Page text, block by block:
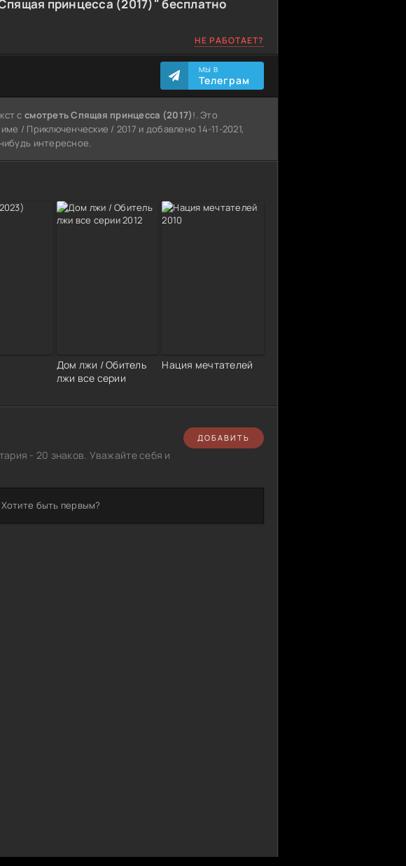
принцесса (2017)" бесплатно
НЕ РАБОТАЕТ?
МЫ В
Телеграм
ссмотреть Спящая принцесса (2017)!. Это
/ Приключенческие / 2017 и добавлено 14-11-2021,
интересное.
Дом лжи / Обитель
лжи все серии
Нация мечтателей
- 20 знаков. Уважайте себя и
ДОБАВИТЬ
быть первым?